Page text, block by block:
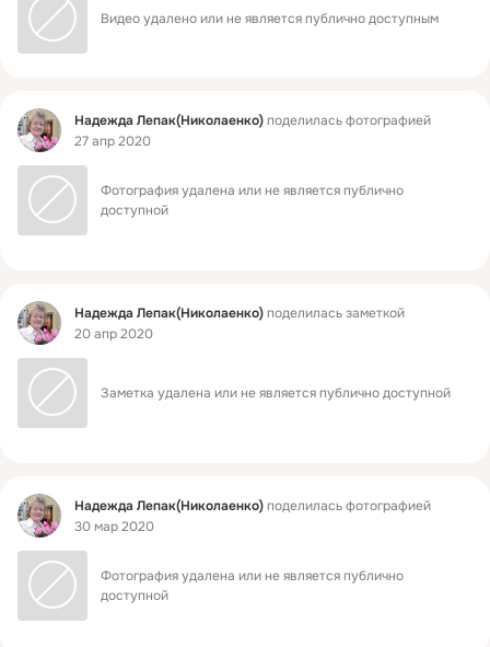
Видео удалено или не является публично доступным
Фид Надежда Лепак(Николаенко)поделилась фотографией
27 апр 2020
Фотография удалена или не является публично
доступной
Фид Надежда Лепак(Николаенко)поделилась заметкой
20 апр 2020
Заметка удалена или не является публично доступной
Фид Надежда Лепак(Николаенко)поделилась фотографией
30 мар 2020
Фотография удалена или не является публично
доступной